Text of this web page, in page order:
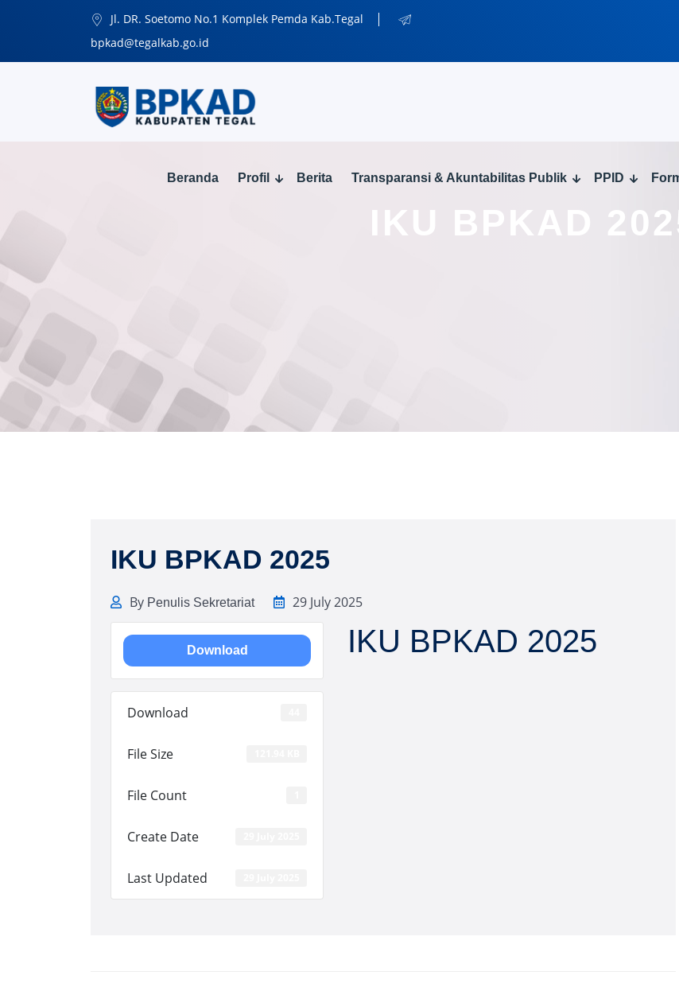
Jl. DR. Soetomo No.1 Komplek Pemda Kab.Tegal
bpkad@tegalkab.go.id
Beranda Profil Berita Transparansi & Akuntabilitas Publik PPID
IKU BPKAD
IKU BPKAD 2025
By Penulis Sekretariat 29 July 2025
Download
Download
File Size
File Count
Create Date
Last Updated
IKU BPKAD 2025